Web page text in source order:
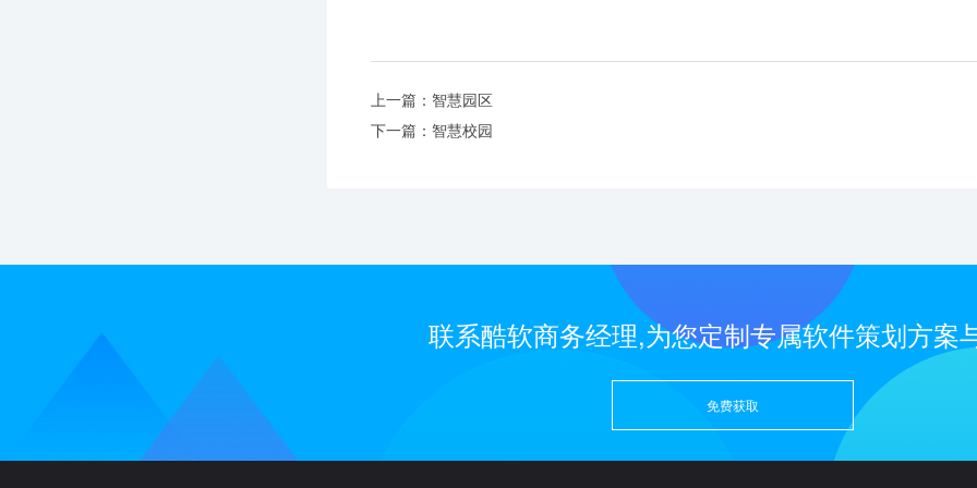
上一篇：智慧园区
下一篇：智慧校园
联系酷软商务经理,为您定制专属软件策划方案
免费获取